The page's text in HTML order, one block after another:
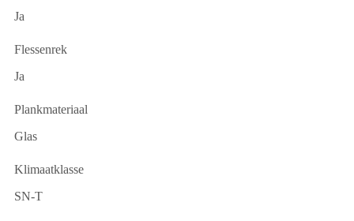
Ja
Flessenrek
Ja
Plankmateriaal
Glas
Klimaatklasse
SN-T